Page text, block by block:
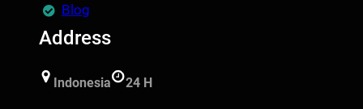
Blog
Address
Indonesia 24 H